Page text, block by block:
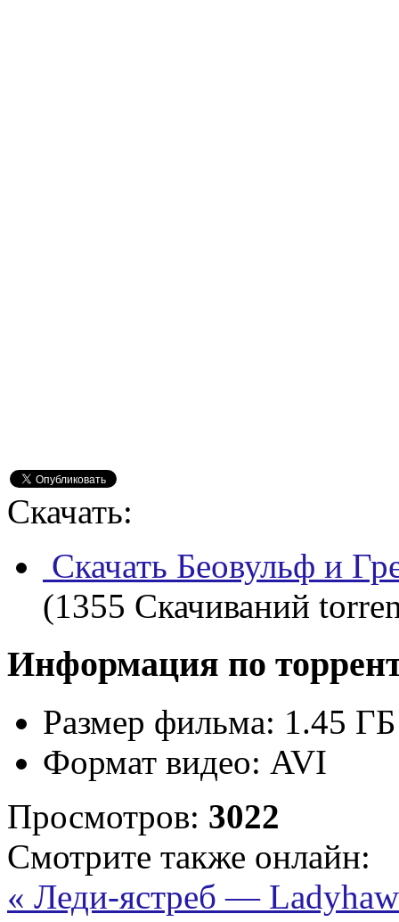
Скачать:
Скачать Беовульф и
(1355 Скачиваний
Информация по
Размер фильма: 1.45 ГБ
Формат видео: AVI
Просмотров: 3022
Смотрите также онлайн:
« Леди-ястреб —